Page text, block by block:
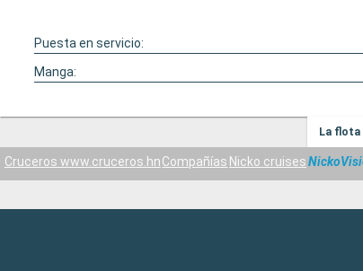
Puesta en servicio:
Manga:
La flota
Cruceros www.cruceros.hnCompañías Nicko cruises